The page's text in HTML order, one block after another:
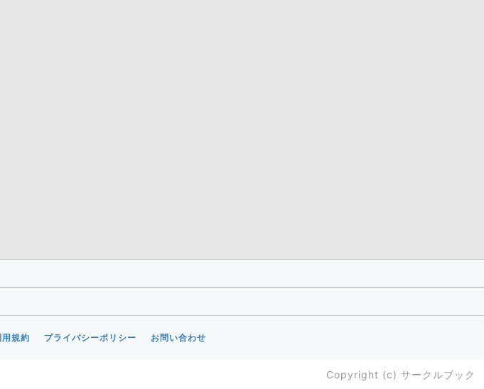
用規約 プライバシーポリシー お問い合わせ
Copyright (c) サークルブック